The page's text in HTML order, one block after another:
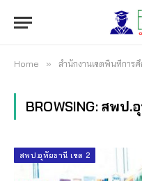
Home » สำนักงานเขตพื้นที่การ
BROWSING: สพป.
สพป.อุทัยธานี เขต 2